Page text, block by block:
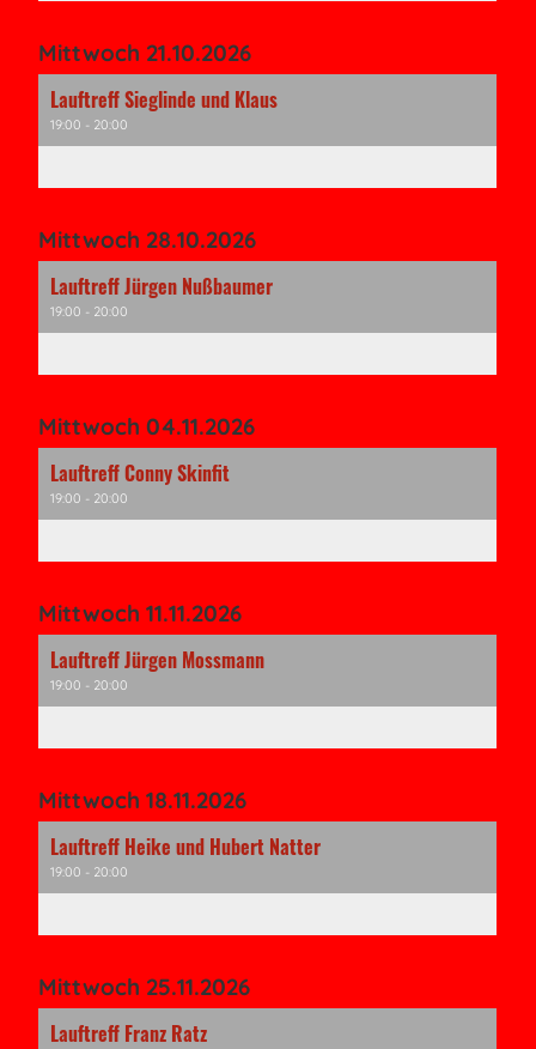
Mittwoch 21.10.2026
Lauftreff Sieglinde und Klaus
19:00 - 20:00
Mittwoch 28.10.2026
Lauftreff Jürgen Nußbaumer
19:00 - 20:00
Mittwoch 04.11.2026
Lauftreff Conny Skinfit
19:00 - 20:00
Mittwoch 11.11.2026
Lauftreff Jürgen Mossmann
19:00 - 20:00
Mittwoch 18.11.2026
Lauftreff Heike und Hubert Natter
19:00 - 20:00
Mittwoch 25.11.2026
Lauftreff Franz Ratz